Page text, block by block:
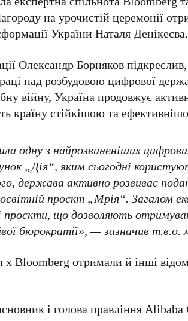
на урочистій церемонії
УкраїниНаталя Денікеєва.
Олександр Борняков
над розбудовою цифрової
війну, Україна продовжує
країну стійкішою та
одну з найрозвиненіших
„Дія“, яким сьогодні
держава активно розвиває
проєкт „Мрія“. Загалом
, що дозволяють
бюрократії», — зазначив т.в.о.
Bloomberg отримали й інші
і голова правлінняAlibaba